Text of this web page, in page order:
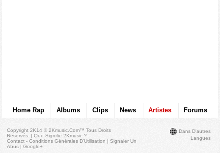
Home Rap Albums Clips News Artistes Forums
Dans D'autres
Langues
Copyright 2K14 © 2Kmusic.com™Tous Droits
Réservés . |Que Signifie 2Kmusic ?
Contact - Conditions Générales D'Utilisation |Signaler Un
Abus |Google+